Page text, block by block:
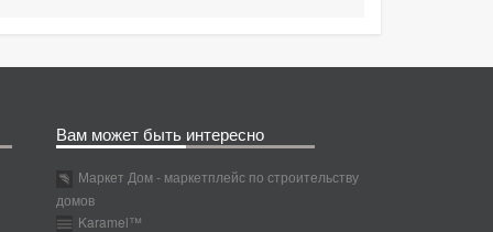
Вам может быть интересно
Маркет Дом - маркетплейс по строительству
домов
Karamel™